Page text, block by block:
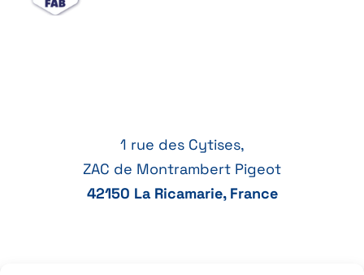
1 rue des Cytises,
ZAC de Montrambert Pigeot
42150 La Ricamarie, France